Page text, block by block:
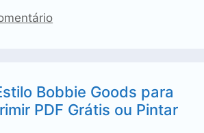
Bobbie Goods para
PDF Grátis ou Pintar